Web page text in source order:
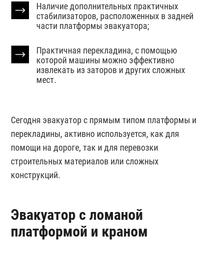
Наличие дополнительных практичных
стабилизаторов, расположенных в задней
части платформы эвакуатора;
Практичная перекладина, с помощью
которой машины можно эффективно
извлекать из заторов и других сложных
мест.
Сегодня эвакуатор с прямым типом платформы и
перекладины, активно используется, как для
помощи на дороге, так и для перевозки
строительных материалов или сложных
конструкций.
Эвакуатор с ломаной
платформой и краном